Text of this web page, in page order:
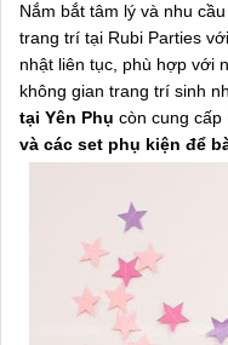
Nắm bắt tâm lý và nhu
trang trí tại Rubi Parties
nhật liên tục, phù hợp với
không gian trang trí sinh
tại Yên Phụ còn cung cấp
và các set phụ kiện để